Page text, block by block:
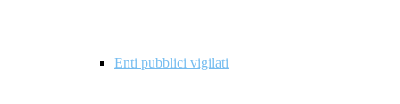
Enti pubblici vigilati